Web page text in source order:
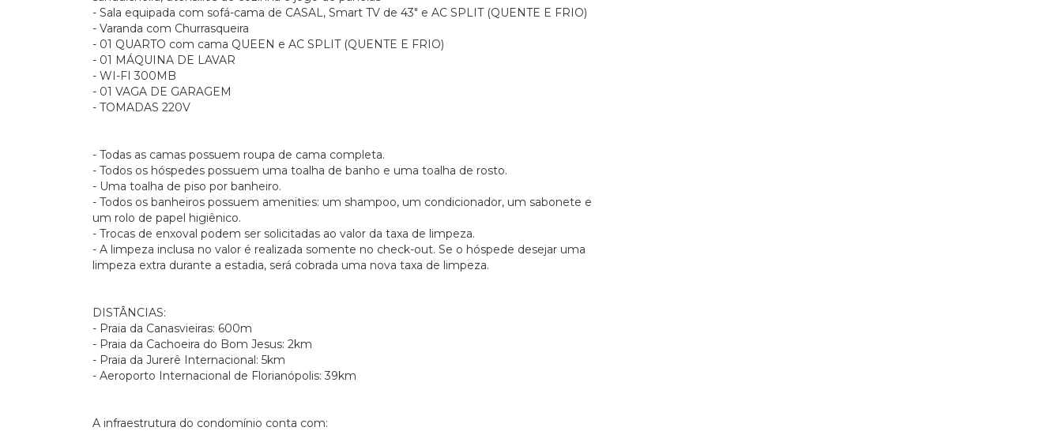
- Sala equipada com sofá-cama de CASAL, Smart TV de 43" e AC SPLIT (QUENTE E FRIO)
- Varanda com Churrasqueira
- 01 QUARTO com cama QUEEN e AC SPLIT (QUENTE E FRIO)
- 01 MÁQUINA DE LAVAR
- WI-FI 300MB
- 01 VAGA DE GARAGEM
- TOMADAS 220V
- Todas as camas possuem roupa de cama completa.
- Todos os hóspedes possuem uma toalha de banho e uma toalha de rosto.
- Uma toalha de piso por banheiro.
- Todos os banheiros possuem amenities: um shampoo, um condicionador, um sabonete e
um rolo de papel higiênico.
- Trocas de enxoval podem ser solicitadas ao valor da taxa de limpeza.
- A limpeza inclusa no valor é realizada somente no check-out. Se o hóspede desejar uma
limpeza extra durante a estadia, será cobrada uma nova taxa de limpeza.
DISTÂNCIAS:
- Praia da Canasvieiras: 600m
- Praia da Cachoeira do Bom Jesus: 2km
- Praia da Jurerê Internacional: 5km
- Aeroporto Internacional de Florianópolis: 39km
A infraestrutura do condomínio conta com: